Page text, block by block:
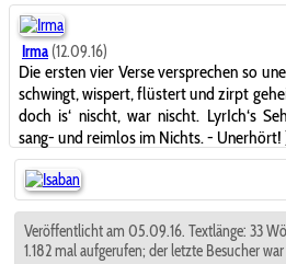
Irma (12.09.16)
Die ersten vier Verse versprechen so
schwingt, wispert, flüstert und zirpt
doch is‘ nischt, war nischt. LyrIch‘s
sang- und reimlos im Nichts. - Unerhört!
Veröffentlicht am 05.09.16. Textlänge: 33
1.182 mal aufgerufen; der letzte Besucher